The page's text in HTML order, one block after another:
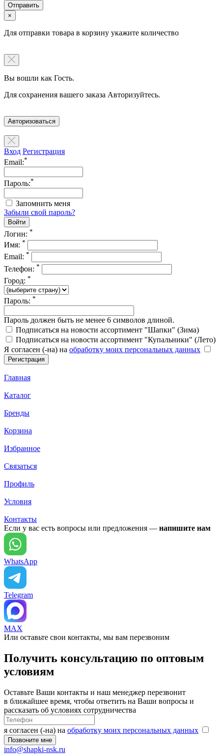
×
Для отправки товара в корзину укажите количество
Вы вошли как Гость.
Для сохранения вашего заказа Авторизуйтесь.
Авторизоваться
Вход Регистрация
Email:*
Пароль:*
Запомнить меня
Забыли свой пароль?
Логин: *
Имя: *
Email: *
Телефон: *
Город: *
Пароль: *
Пароль должен быть не менее 6 символов длиной.
Подписаться на новости ассортимент "Шапки" (Зима)
Подписаться на новости ассортимент "Купальники" (Лето)
Я согласен (-на) на обработку моих персональных данных
Главная
Каталог
Бренды
Корзина
Избранное
Связаться
Профиль
Условия
Контакты
Если у вас есть вопросы или предложения — напишите нам
WhatsApp
Telegram
MAX
Или оставьте свои контакты, мы вам перезвоним
Получить консультацию по оптовым
условиям
Оставьте Ваши контакты и наш менеджер перезвонит
в ближайшее время, чтобы ответить на Ваши вопросы и
рассказать об условиях сотрудничества
я согласен (-на) на обработку моих персональных данных
info@shapki-nsk.ru